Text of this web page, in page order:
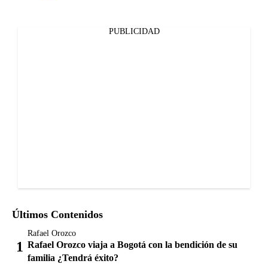
PUBLICIDAD
Últimos Contenidos
Rafael Orozco
Rafael Orozco viaja a Bogotá con la bendición de su
familia ¿Tendrá éxito?